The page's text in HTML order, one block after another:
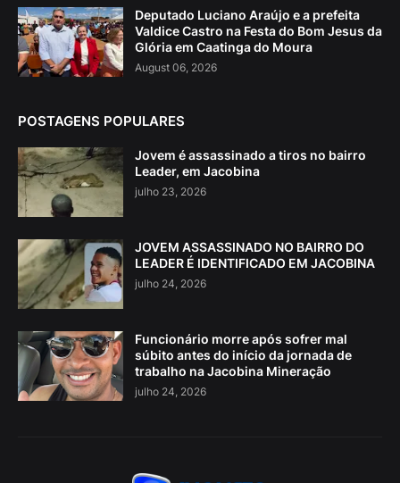
Deputado Luciano Araújo e a prefeita
Valdice Castro na Festa do Bom Jesus da
Glória em Caatinga do Moura
August 06, 2026
POSTAGENS POPULARES
Jovem é assassinado a tiros no bairro
Leader, em Jacobina
julho 23, 2026
JOVEM ASSASSINADO NO BAIRRO DO
LEADER É IDENTIFICADO EM JACOBINA
julho 24, 2026
Funcionário morre após sofrer mal
súbito antes do início da jornada de
trabalho na Jacobina Mineração
julho 24, 2026